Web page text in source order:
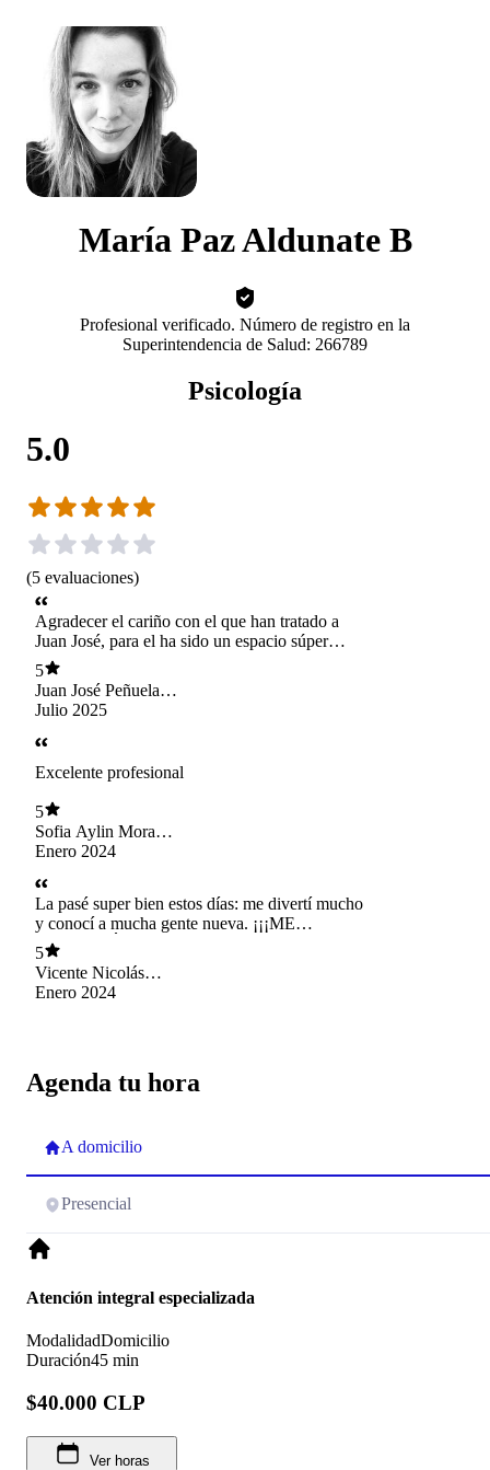
María Paz Aldunate B
Profesional verificado. Número de registro en la
Superintendencia de Salud: 266789
Psicología
5.0
(5 evaluaciones)
Agradecer el cariño con el que han tratado a
Juan José, para el ha sido un espacio súper
importante, lo veo feliz y con muchas ganas de
venir. Eso es lo que uno busca en una terapia y
más cuando los niños están trabajando sus
emociones y el contacto con los otros. Me
encanta!!! Y gracias por tener estos espacios.
5
Juan José Peñuela
Rivas
Julio 2025
Excelente profesional
5
Sofia Aylin Mora
Guzmán
Enero 2024
La pasé super bien estos días: me divertí mucho
y conocí a mucha gente nueva. ¡¡¡ME
ENCANTÓ!!!
5
Vicente Nicolás
Wulf Carrasco
Enero 2024
Agenda tu hora
A domicilio
Presencial
Atención integral especializada
ModalidadDomicilio
Duración45 min
$40.000 CLP
Ver horas